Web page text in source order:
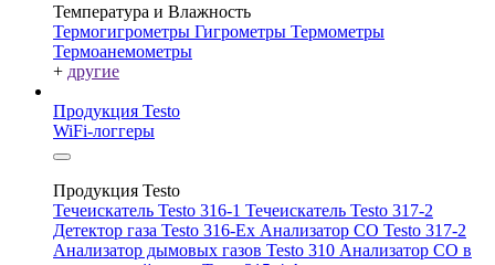
Температура и Влажность
Термогигрометры Гигрометры Термометры
Термоанемометры
+ другие
Продукция Testo
WiFi-логгеры
Продукция Testo
Течеискатель Testo 316-1 Течеискатель Testo 317-2
Детектор газа Testo 316-Ex Анализатор CO Testo 317-2
Анализатор дымовых газов Testo 310 Анализатор CO в